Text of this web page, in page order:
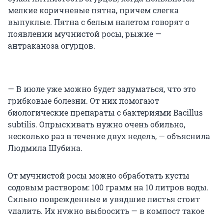
мелкие коричневые пятна, причем слегка
выпуклые. Пятна с белым налетом говорят о
появлении мучнистой росы, рыжие —
антраканоза огурцов.
— В июле уже можно будет задуматься, что это
грибковые болезни. От них помогают
биологические препараты с бактериями Bacillus
subtilis. Опрыскивать нужно очень обильно,
несколько раз в течение двух недель, — объяснила
Людмила Шубина.
От мучнистой росы можно обработать кусты
содовым раствором: 100 грамм на 10 литров воды.
Сильно поврежденные и увядшие листья стоит
удалить. Их нужно выбросить — в компост такое